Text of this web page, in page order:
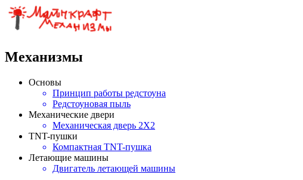
Механизмы
Основы
Принцип работы редстоуна
Редстоуновая пыль
Механические двери
Механическая дверь 2X2
TNT-пушки
Компактная TNT-пушка
Летающие машины
Двигатель летающей машины